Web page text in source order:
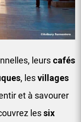
leurs cafés
, lesvillages
et à savourer
lessix